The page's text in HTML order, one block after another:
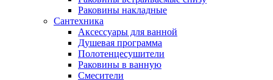
Раковины накладные
Сантехника
Аксессуары для ванной
Душевая программа
Полотенцесушители
Раковины в ванную
Смесители